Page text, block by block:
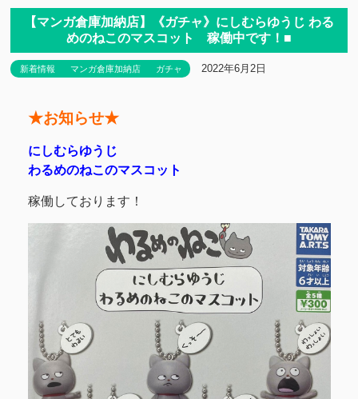
【マンガ倉庫加納店】《ガチャ》にしむらゆうじ わる
めのねこのマスコット 稼働中です！■
新着情報 マンガ倉庫加納店 ガチャ 2022年6月2日
★お知らせ★
にしむらゆうじ
わるめのねこのマスコット
稼働しております！